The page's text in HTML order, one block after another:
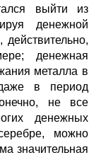
выйти из
денежной
денежная
металла в
в период
не все
денежных
можно
значительная